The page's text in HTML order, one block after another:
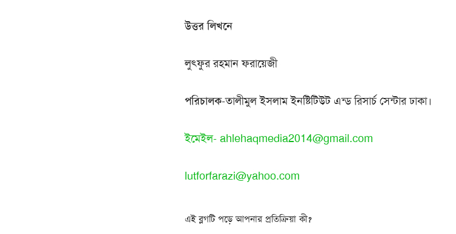
উত্তর লিখনে
লুৎফুর রহমান ফরায়েজী
পরিচালক-তালীমুল ইসলাম ইনষ্টিটিউট এন্ড রিসার্চ সেন্টার ঢাকা।
ইমেইল- ahlehaqmedia2014@gmail.com
lutforfarazi@yahoo.com
এই ব্লগটি পড়ে আপনার প্রতিক্রিয়া কী?